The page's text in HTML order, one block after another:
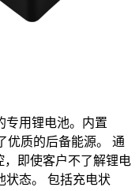
专用锂电池。内置
优质的后备能源。 通
，即使客户不了解锂电
状态。 包括充电状